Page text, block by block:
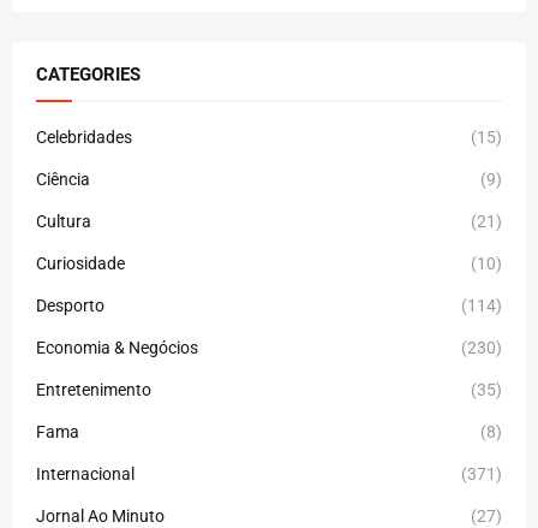
CATEGORIES
Celebridades (15)
Ciência (9)
Cultura (21)
Curiosidade (10)
Desporto (114)
Economia & Negócios (230)
Entretenimento (35)
Fama (8)
Internacional (371)
Jornal Ao Minuto (27)